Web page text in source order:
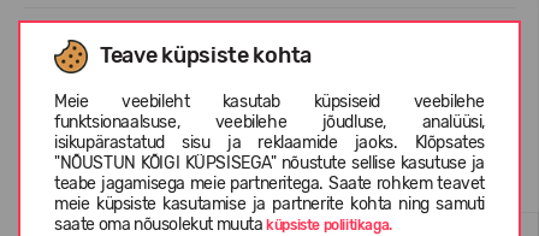
Teave küpsiste kohta
Meie veebileht kasutab küpsiseid veebilehe
funktsionaalsuse, veebilehe jõudluse, analüüsi,
isikupärastatud sisu ja reklaamide jaoks. Klõpsates
"NÕUSTUN KÕIGI KÜPSISEGA" nõustute sellise kasutuse ja
teabe jagamisega meie partneritega. Saate rohkem teavet
meie küpsiste kasutamise ja partnerite kohta ning samuti
saate oma nõusolekut muutaküpsiste poliitikaga.
KLIENTIDE ARVUSTUSED (0)
Sarnased tooted